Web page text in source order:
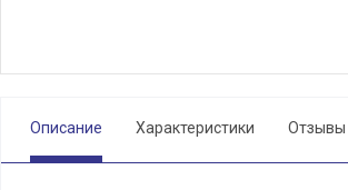
Описание Характеристики Отзывы